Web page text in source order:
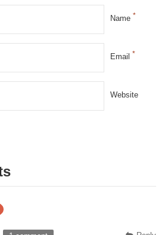
Name *
Email *
Website